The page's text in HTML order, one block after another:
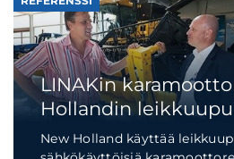
LINAKin
Hollandin
New Holland käyttää